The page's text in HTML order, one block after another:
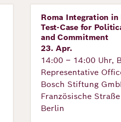
Veranstaltung
Roma Integration in
Test-Case for
and Commitment
23. Apr.
14:00 – 14:00 Uhr,
Representative
Bosch Stiftung
Französische
Berlin